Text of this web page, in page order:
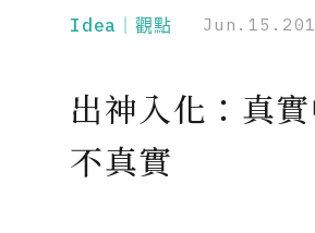
Idea｜觀點
出神入化：真
不真實